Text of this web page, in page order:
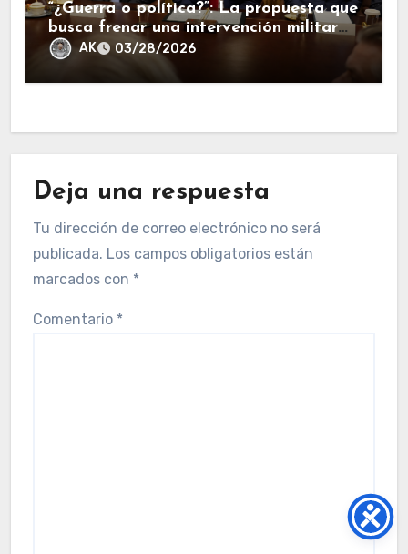
“¿Guerra o política?”: La propuesta que
busca frenar una intervención militar
de Trump en Cuba sacude Washington.
AK 03/28/2026
Deja una respuesta
Tu dirección de correo electrónico no será
publicada. Los campos obligatorios están
marcados con *
Comentario *